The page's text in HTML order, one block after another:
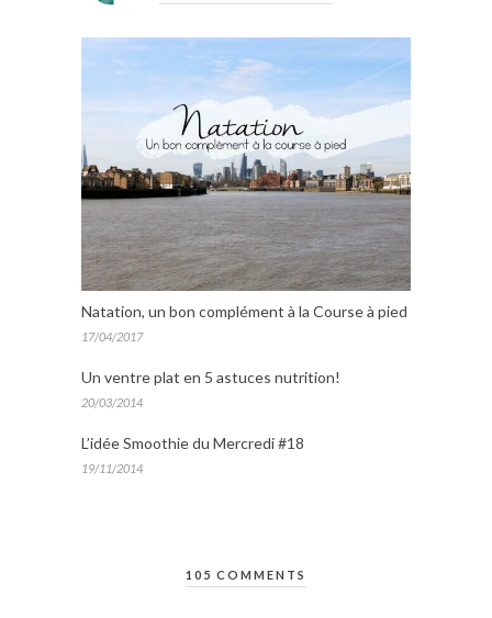
Natation, un bon complément à la Course à pied
17/04/2017
Un ventre plat en 5 astuces nutrition!
20/03/2014
L’idée Smoothie du Mercredi #18
19/11/2014
105 COMMENTS